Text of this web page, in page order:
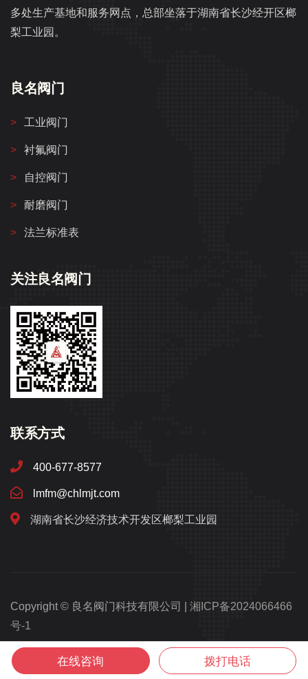
多处生产基地和服务网点，总部坐落于湖南省长沙经开区榔
梨工业园。
良名阀门
工业阀门
衬氟阀门
自控阀门
耐磨阀门
法兰标准表
关注良名阀门
联系方式
400-677-8577
lmfm@chlmjt.com
湖南省长沙经济技术开发区榔梨工业园
Copyright © 良名阀门科技有限公司 | 湘ICP备2024066466
号-1
湘公网安备43012102001003号
在线咨询 拨打电话